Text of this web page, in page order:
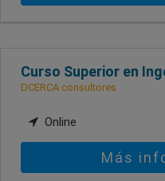
Curso Superior en
DCERCA consultores
Online
Más